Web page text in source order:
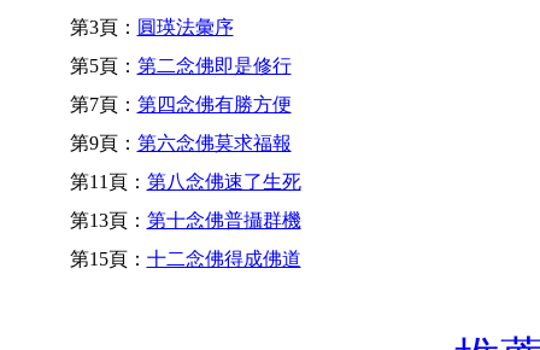
第3頁： 圓瑛法彙序
第5頁： 第二念佛即是修行
第7頁： 第四念佛有勝方便
第9頁： 第六念佛莫求福報
第11頁： 第八念佛速了生死
第13頁： 第十念佛普攝群機
第15頁： 十二念佛得成佛道